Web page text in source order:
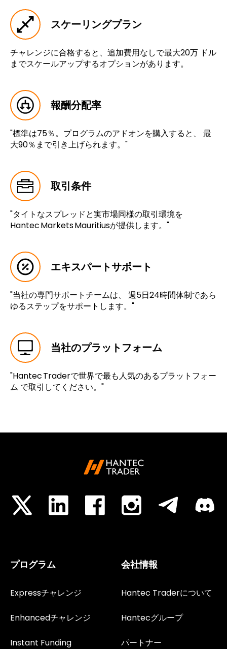
スケーリングプラン
チャレンジに合格すると、追加費用なしで最大20万 ドル
までスケールアップするオプションがあります。
報酬分配率
"標準は75％。プログラムのアドオンを購入すると、 最
大90％まで引き上げられます。"
取引条件
"タイトなスプレッドと実市場同様の取引環境を
Hantec Markets Mauritiusが提供します。"
エキスパートサポート
"当社の専門サポートチームは、 週5日24時間体制であら
ゆるステップをサポートします。"
当社のプラットフォーム
"Hantec Traderで世界で最も人気のあるプラットフォー
ム で取引してください。"
プログラム
Expressチャレンジ
Enhancedチャレンジ
Instant Funding
会社情報
Hantec Traderについて
Hantecグループ
パートナー